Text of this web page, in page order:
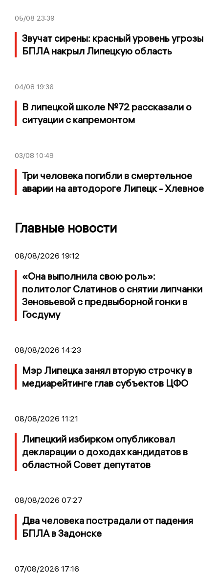
05/08 23:39
Звучат сирены: красный уровень угрозы
БПЛА накрыл Липецкую область
04/08 19:36
В липецкой школе №72 рассказали о
ситуации с капремонтом
03/08 10:49
Три человека погибли в смертельное
аварии на автодороге Липецк - Хлевное
Главные новости
08/08/2026 19:12
«Она выполнила свою роль»:
политолог Слатинов о снятии липчанки
Зеновьевой с предвыборной гонки в
Госдуму
08/08/2026 14:23
Мэр Липецка занял вторую строчку в
медиарейтинге глав субъектов ЦФО
08/08/2026 11:21
Липецкий избирком опубликовал
декларации о доходах кандидатов в
областной Совет депутатов
08/08/2026 07:27
Два человека пострадали от падения
БПЛА в Задонске
07/08/2026 17:16